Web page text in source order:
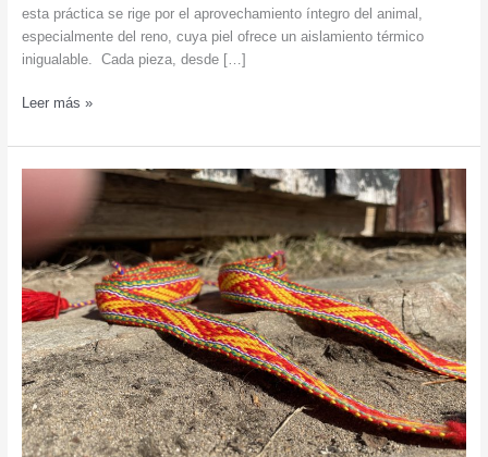
esta práctica se rige por el aprovechamiento íntegro del animal,
especialmente del reno, cuya piel ofrece un aislamiento térmico
inigualable. Cada pieza, desde […]
La
de
la
Susanne
Hætta
en
el
corazón
de
la
cultura
Sami
Leer más »